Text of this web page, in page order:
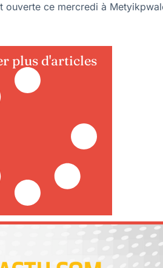
ouverte ce mercredi à
plus d'articles